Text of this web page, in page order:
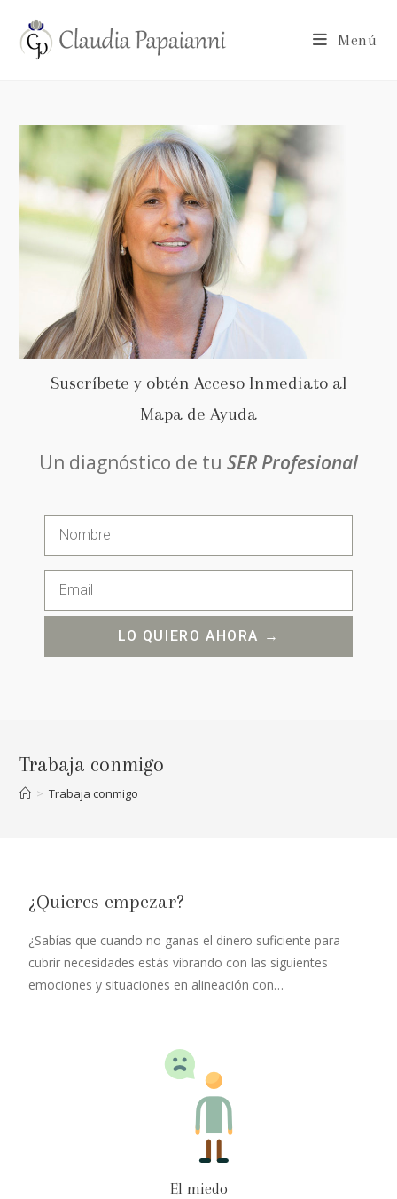
Menú
Suscríbete y obtén Acceso Inmediato al
Mapa de Ayuda
Un diagnóstico de tu SER Profesional
LO QUIERO AHORA →
Trabaja conmigo
> Trabaja conmigo
¿Quieres empezar?
¿Sabías que cuando no ganas el dinero suficiente para
cubrir necesidades estás vibrando con las siguientes
emociones y situaciones en alineación con…
El miedo